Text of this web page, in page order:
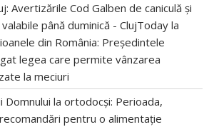
Avertizările Cod Galben de caniculă și
până duminică - ClujToday la
din România: Președintele
legea care permite vânzarea
la meciuri
Domnului la ortodocși: Perioada,
pentru o alimentație